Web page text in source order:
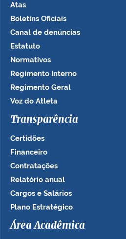
Atas
Boletins Oficiais
Canal de denúncias
Estatuto
Normativos
Regimento Interno
Regimento Geral
Voz do Atleta
Transparência
Certidões
Financeiro
Contratações
Relatório anual
Cargos e Salários
Plano Estratégico
Área Acadêmica